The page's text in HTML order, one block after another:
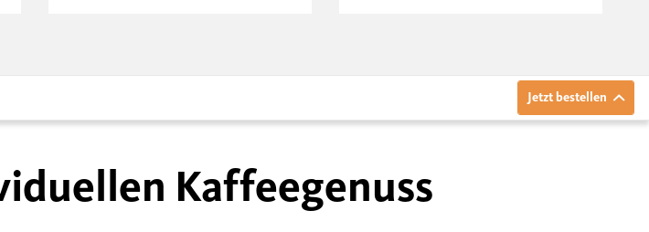
Jetzt bestellen
Kaffeegenuss